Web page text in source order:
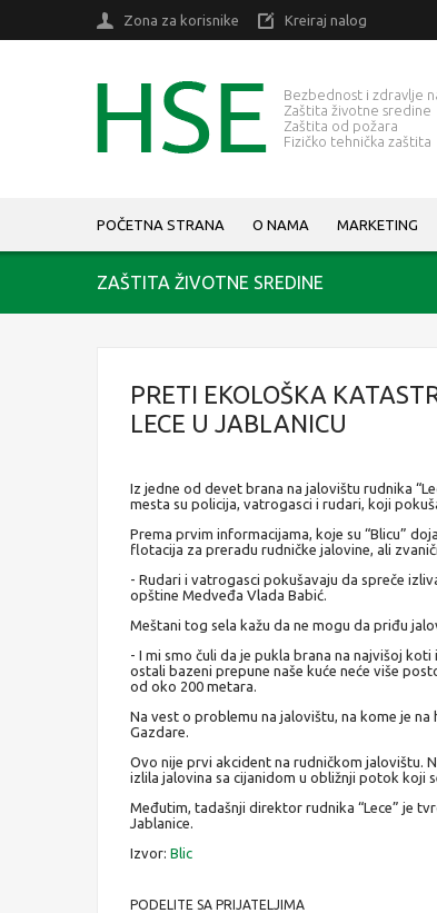
Zona za korisnike Kreiraj nalog
Bezbednost i zdravlje
Zaštita životne sredine
Zaštita od požara
Fizičko tehnička zaštita
POČETNA STRANA O NAMA MARKETING
ZAŠTITA ŽIVOTNE SREDINE
PRETI EKOLOŠKA
LECE U JABLANICU
Iz jedne od devet brana na jalovištu rudnika
mesta su policija, vatrogasci i rudari, koji
Prema prvim informacijama, koje su “Blicu”
flotacija za preradu rudničke jalovine, ali
- Rudari i vatrogasci pokušavaju da spreče
opštine Medveđa Vlada Babić.
Meštani tog sela kažu da ne mogu da priđu
- I mi smo čuli da je pukla brana na najvišoj
ostali bazeni prepune naše kuće neće više
od oko 200 metara.
Na vest o problemu na jalovištu, na kome je
Gazdare.
Ovo nije prvi akcident na rudničkom jalovištu.
izlila jalovina sa cijanidom u obližnji potok koji
Međutim, tadašnji direktor rudnika “Lece” je
Jablanice.
Izvor: Blic
PODELITE SA PRIJATELJIMA